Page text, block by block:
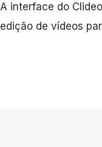
A interface do
edição de vídeos